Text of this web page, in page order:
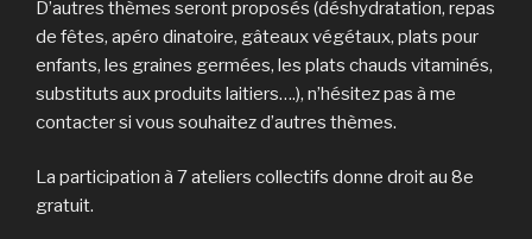
D’autres thèmes seront proposés (déshydratation, repas
de fêtes, apéro dinatoire, gâteaux végétaux, plats pour
enfants, les graines germées, les plats chauds vitaminés,
substituts aux produits laitiers….), n’hésitez pas à me
contacter si vous souhaitez d’autres thèmes.
La participation à 7 ateliers collectifs donne droit au 8e
gratuit.